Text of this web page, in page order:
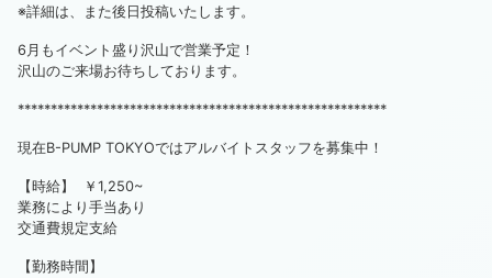
※詳細は、また後日投稿いたします。
6月もイベント盛り沢山で営業予定！
沢山のご来場お待ちしております。
********************************************************
現在B-PUMP TOKYOではアルバイトスタッフを募集中！
【時給】 ￥1,250~
業務により手当あり
交通費規定支給
【勤務時間】